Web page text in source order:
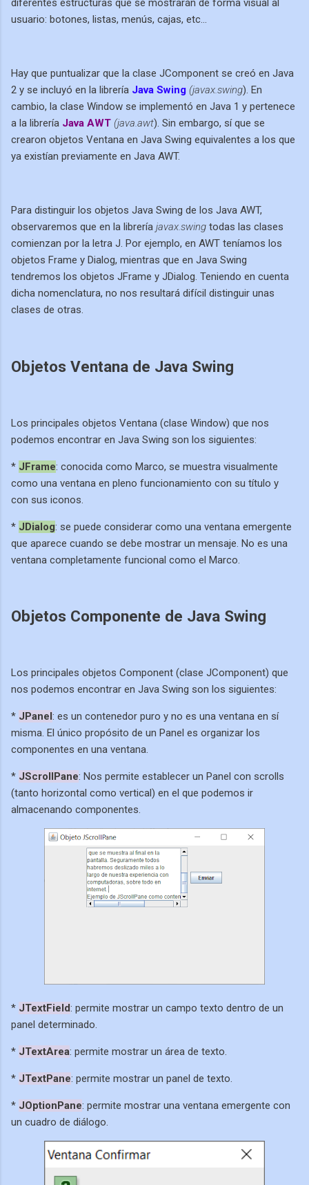
diferentes estructuras que se mostrarán de forma visual al
usuario: botones, listas, menús, cajas, etc...
Hay que puntualizar que la clase JComponent se creó en Java
2 y se incluyó en la librería Java Swing (javax.swing). En
cambio, la clase Window se implementó en Java 1 y pertenece
a la librería Java AWT (java.awt). Sin embargo, sí que se
crearon objetos Ventana en Java Swing equivalentes a los que
ya existían previamente en Java AWT.
Para distinguir los objetos Java Swing de los Java AWT,
observaremos que en la librería javax.swing todas las clases
comienzan por la letra J. Por ejemplo, en AWT teníamos los
objetos Frame y Dialog, mientras que en Java Swing
tendremos los objetos JFrame y JDialog. Teniendo en cuenta
dicha nomenclatura, no nos resultará difícil distinguir unas
clases de otras.
Objetos Ventana de Java Swing
Los principales objetos Ventana (clase Window) que nos
podemos encontrar en Java Swing son los siguientes:
* JFrame: conocida como Marco, se muestra visualmente
como una ventana en pleno funcionamiento con su título y
con sus iconos.
* JDialog: se puede considerar como una ventana emergente
que aparece cuando se debe mostrar un mensaje. No es una
ventana completamente funcional como el Marco.
Objetos Componente de Java Swing
Los principales objetos Component (clase JComponent) que
nos podemos encontrar en Java Swing son los siguientes:
* JPanel: es un contenedor puro y no es una ventana en sí
misma. El único propósito de un Panel es organizar los
componentes en una ventana.
* JScrollPane: Nos permite establecer un Panel con scrolls
(tanto horizontal como vertical) en el que podemos ir
almacenando componentes.
* JTextField: permite mostrar un campo texto dentro de un
panel determinado.
* JTextArea: permite mostrar un área de texto.
* JTextPane: permite mostrar un panel de texto.
* JOptionPane: permite mostrar una ventana emergente con
un cuadro de diálogo.